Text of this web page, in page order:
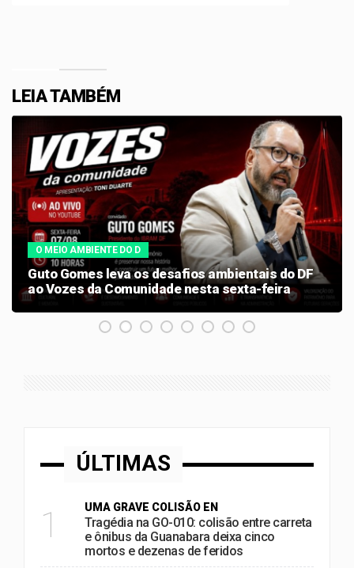
LEIA TAMBÉM
O MEIO AMBIENTE DO D
Guto Gomes leva os desafios ambientais do DF
ao Vozes da Comunidade nesta sexta-feira
ÚLTIMAS
1 UMA GRAVE COLISÃO EN
Tragédia na GO-010: colisão entre carreta
e ônibus da Guanabara deixa cinco
mortos e dezenas de feridos